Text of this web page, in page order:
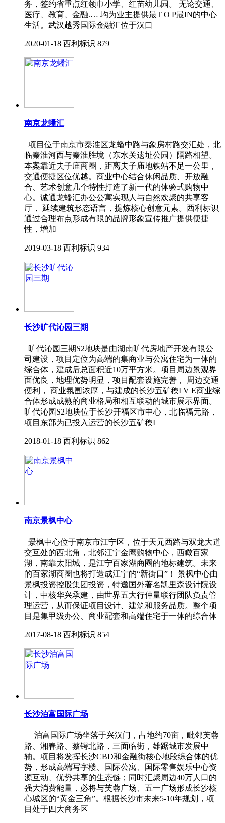
务，签约省重点红领巾小学、红苗幼儿园。 无论交通、
医疗、教育、金融.… 均为业主提供最T O P最IN的中心
生活。武汉越秀国际金融汇位于汉口
2020-01-18 西利标识 879
南京龙蟠汇
项目位于南京市秦淮区龙蟠中路与象房村路交汇处，北
临秦淮河西与秦淮胜境（东水关遗址公园）隔路相望。
本案靠近夫子庙商圈，距离夫子庙地铁站不足一公里，
交通便捷区位优越。商业中心结合休闲品质、开放融
合、艺术创意几个特性打造了新一代的体验式购物中
心。诚通龙蟠汇办公公寓实现人与自然欢聚的共享客
厅， 延续建筑形态语言，提炼核心创意元素。西利标识
通过合理布点形成有限的品牌形象宣传推广提供便捷
性，增加
2019-03-18 西利标识 934
长沙旷代沁园三期
旷代沁园三期S2地块是由湖南旷代房地产开发有限公
司建设，项目定位为高端的集商业与公寓住宅为一体的
综合体，建成后总面积近10万平方米。项目周边景观界
面优良，地理优势明显，项目配套设施完善， 周边交通
便利， 商业氛围浓厚，与建成的长沙五矿稬I V E商业综
合体形成成熟的商业格局和相互联动的城市展示界面。
旷代沁园S2地块位于长沙开福区市中心，北临福元路，
项目东部为已投入运营的长沙五矿稬I
2018-01-18 西利标识 862
南京景枫中心
景枫中心位于南京市江宁区，位于天元西路与双龙大道
交互处的西北角，北邻江宁金鹰购物中心，西瞰百家
湖，南靠太阳城，是江宁百家湖商圈的地标建筑。未来
的百家湖商圈也将打造成江宁的“新街口”！ 景枫中心由
景枫投资控股集团投资，特邀国外著名凯里森设计院设
计，中核华兴承建，由世界五大行仲量联行团队负责管
理运营，从而保证项目设计、建筑和服务品质。整个项
目是集甲级办公、商业配套和高端住宅于一体的综合体
2017-08-18 西利标识 854
长沙泊富国际广场
泊富国际广场坐落于兴汉门，占地约70亩，毗邻芙蓉
路、湘春路、蔡锷北路，三面临街，雄踞城市发展中
轴。项目将发挥长沙CBD和金融街核心地段综合体的优
势，形成高端写字楼、国际公寓、国际零售娱乐中心资
源互动、优势共享的生态链；同时汇聚周边40万人口的
强大消费能量，必将与芙蓉广场、五一广场形成长沙核
心城区的“黄金三角”。根据长沙市未来5-10年规划，项
目处于四大商务区